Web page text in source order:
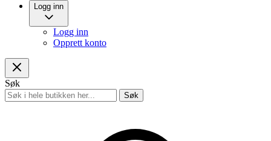
Logg inn
Logg inn
Opprett konto
Søk
Søk